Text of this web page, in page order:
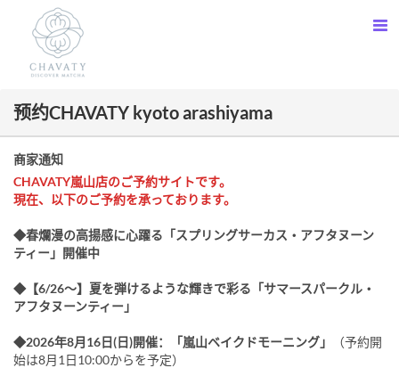
预约CHAVATY kyoto arashiyama
商家通知
CHAVATY嵐山店のご予約サイトです。
現在、以下のご予約を承っております。
◆春爛漫の高揚感に心躍る「スプリングサーカス・アフタヌーン
ティー」開催中
◆【6/26～】夏を弾けるような輝きで彩る「サマースパークル・
アフタヌーンティー」
◆2026年8月16日(日)開催：「嵐山ベイクドモーニング」
（予約開
始は8月1日10:00からを予定）